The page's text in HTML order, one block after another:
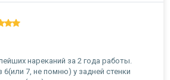
нареканий за 2 года работы.
7, не помню) у задней стенки